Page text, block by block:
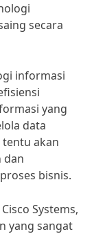
secara
informasi
yang
data
tentu akan
dan
bisnis.
Systems,
yang sangat